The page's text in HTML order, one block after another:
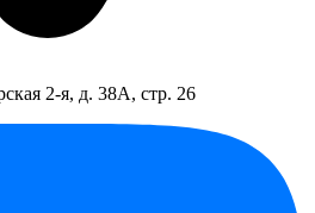
2-я, д. 38А, стр. 26